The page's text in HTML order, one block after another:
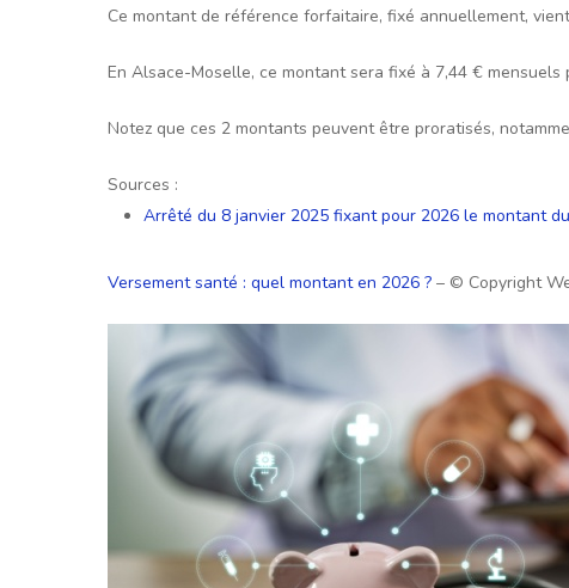
Ce montant de référence forfaitaire, fixé annuellement,
En Alsace-Moselle, ce montant sera fixé à 7,44 €
Notez que ces 2 montants peuvent être proratisés,
Sources :
Arrêté du 8 janvier 2025 fixant pour 2026 le montant
Versement santé : quel montant en 2026 ? – © Copyright